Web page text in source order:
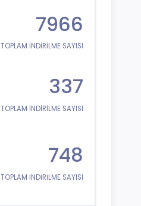
7966
TOPLAM İNDİRİLME SAYISI
337
TOPLAM İNDİRİLME SAYISI
748
TOPLAM İNDİRİLME SAYISI